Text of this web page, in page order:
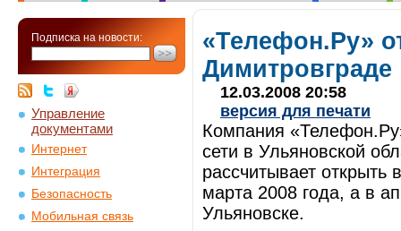
Подписка на новости:
Управление
документами
Интернет
Интеграция
Безопасность
Мобильная связь
«Телефон.Ру»
Димитровграде
12.03.2008 20:58
версия для печати
Компания
сети в Ульяновской
рассчитывает открыть
марта 2008 года, а в
Ульяновске.